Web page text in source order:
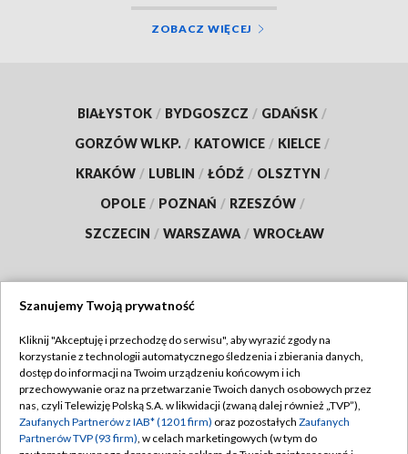
ZOBACZ WIĘCEJ
BIAŁYSTOK / BYDGOSZCZ / GDAŃSK /
GORZÓW WLKP. / KATOWICE / KIELCE /
KRAKÓW / LUBLIN / ŁÓDŹ / OLSZTYN /
OPOLE / POZNAŃ / RZESZÓW /
SZCZECIN / WARSZAWA / WROCŁAW
TVP
Abonament TVP
Emisja w TVP
Centrum informacji TVP
Regulamin TVP
Polityka prywatności
Szanujemy Twoją prywatność
Kliknij "Akceptuję i przechodzę do serwisu", aby wyrazić zgody na
korzystanie z technologii automatycznego śledzenia i zbierania danych,
dostęp do informacji na Twoim urządzeniu końcowym i ich
przechowywanie oraz na przetwarzanie Twoich danych osobowych przez
nas, czyli Telewizję Polską S.A. w likwidacji (zwaną dalej również „TVP”),
Zaufanych Partnerów z IAB* (1201 firm) oraz pozostałych Zaufanych
Partnerów TVP (93 firm), w celach marketingowych (w tym do